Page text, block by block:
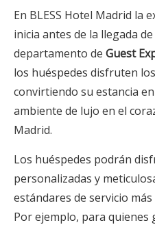
En BLESS Hotel Madrid la
inicia antes de la llegada
departamento de Guest
los huéspedes disfruten
convirtiendo su estancia
ambiente de lujo en el
Madrid.
Los huéspedes podrán
personalizadas y
estándares de servicio
Por ejemplo, para quienes